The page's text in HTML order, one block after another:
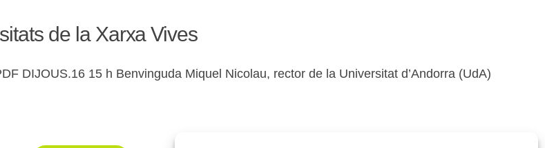
de la Xarxa Vives
DIJOUS.16 15 h Benvinguda Miquel Nicolau, rector de la Universitat d’Andorra (UdA)